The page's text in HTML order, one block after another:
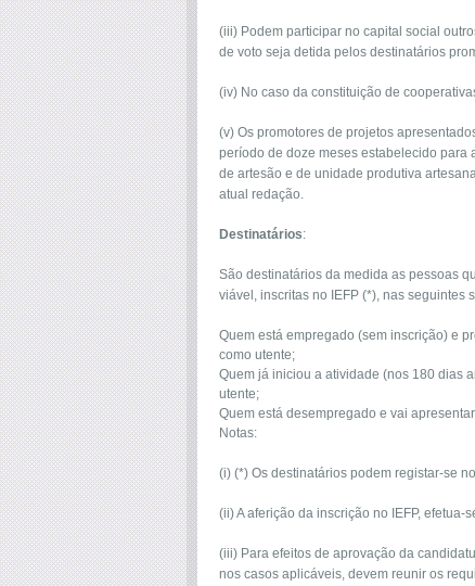
(iii) Podem participar no capital social
de voto seja detida pelos destinatários
(iv) No caso da constituição de
(v) Os promotores de projetos
período de doze meses estabelecido para
de artesão e de unidade produtiva
atual redação.
Destinatários:
São destinatários da medida as pessoas
viável, inscritas no IEFP (*), nas seguintes
Quem está empregado (sem inscrição) e
como utente;
Quem já iniciou a atividade (nos 180 dias
utente;
Quem está desempregado e vai
Notas:
(i) (*) Os destinatários podem registar-se
(ii) A aferição da inscrição no IEFP,
(iii) Para efeitos de aprovação da
nos casos aplicáveis, devem reunir os